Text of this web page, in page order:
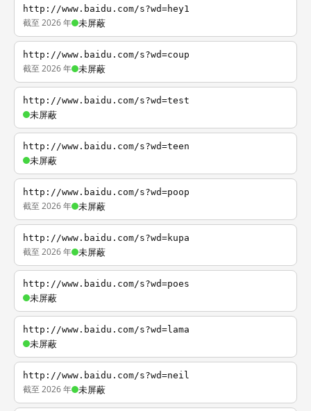
http://www.baidu.com/s?wd=hey1
截至 2026 年 未屏蔽
http://www.baidu.com/s?wd=coup
截至 2026 年 未屏蔽
http://www.baidu.com/s?wd=test
未屏蔽
http://www.baidu.com/s?wd=teen
未屏蔽
http://www.baidu.com/s?wd=poop
截至 2026 年 未屏蔽
http://www.baidu.com/s?wd=kupa
截至 2026 年 未屏蔽
http://www.baidu.com/s?wd=poes
未屏蔽
http://www.baidu.com/s?wd=lama
未屏蔽
http://www.baidu.com/s?wd=neil
截至 2026 年 未屏蔽